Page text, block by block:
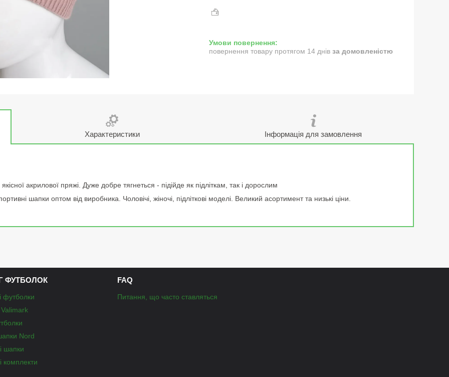
повернення товару протягом 14 днів за домовленістю
Характеристики Інформація для замовлення
акрилової пряжі. Дуже добре тягнеться - підійде як підліткам, так і дорослим
шапки оптом від виробника. Чоловічі, жіночі, підліткові моделі. Великий асортимент та низькі ціни.
ФУТБОЛОК
футболки
Nord
шапки
комплекти
FAQ
Питання, що часто ставляться